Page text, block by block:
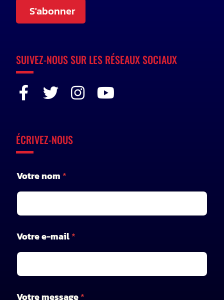
S'abonner
SUIVEZ-NOUS SUR LES RÉSEAUX SOCIAUX
ÉCRIVEZ-NOUS
Votre nom *
Votre e-mail*
Votre message*